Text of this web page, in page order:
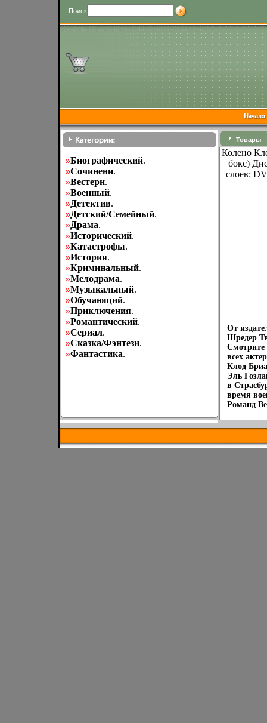
Поиск
»Биографический.
»Cочинени.
»Вестерн.
»Военный.
»Детектив.
»Детский/Семейный.
»Драма.
»Исторический.
»Катастрофы.
»История.
»Криминальный.
»Мелодрама.
»Музыкальный.
»Обучающий.
»Приключения.
»Романтический.
»Сериал.
»Сказка/Фэнтези.
»Фантастика.
Товары
Колено
бокс)
слоев:
От
Шредер
Смотрите
всех
Клод
Эль
в
время
Романд